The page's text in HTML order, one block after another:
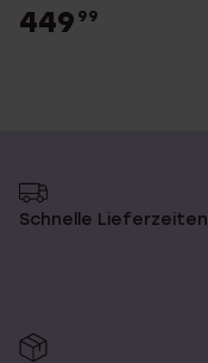
449 99
Schnelle Lieferzeiten